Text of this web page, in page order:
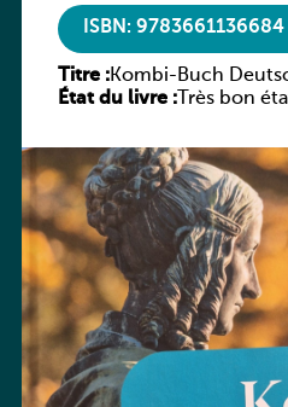
ISBN: 9783661136684
Titre :Kombi-Buch
Luxemburg)
État du livre :Très bon